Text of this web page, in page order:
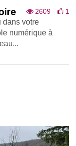
2609 1
dans votre
numérique à